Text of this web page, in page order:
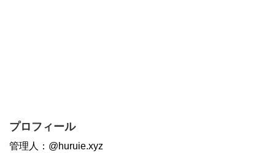
プロフィール
管理人：@huruie.xyz